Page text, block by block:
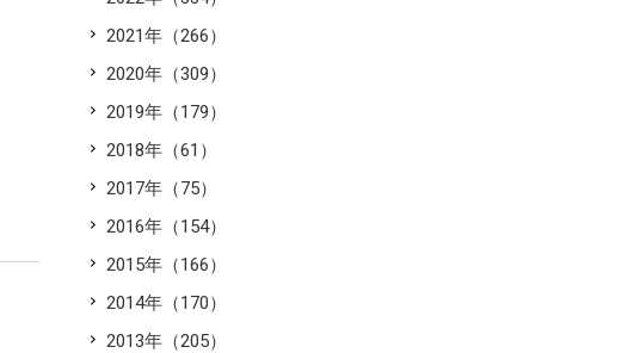
2021年（266）
2020年（309）
2019年（179）
2018年（61）
2017年（75）
2016年（154）
2015年（166）
2014年（170）
2013年（205）